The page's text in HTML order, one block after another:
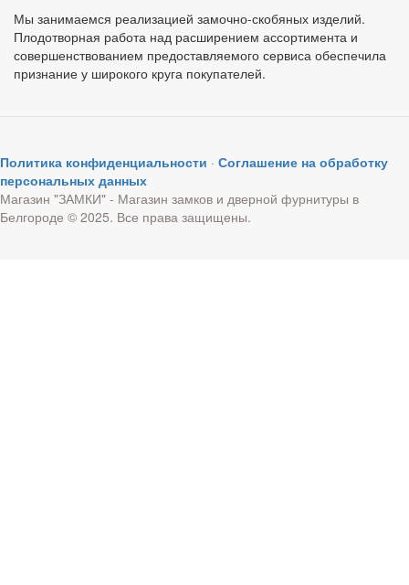
Мы занимаемся реализацией замочно-скобяных изделий.
Плодотворная работа над расширением ассортимента и
совершенствованием предоставляемого сервиса обеспечила
признание у широкого круга покупателей.
Политика конфиденциальности · Соглашение на обработку
персональных данных
Магазин "ЗАМКИ" - Магазин замков и дверной фурнитуры в
Белгороде © 2025. Все права защищены.